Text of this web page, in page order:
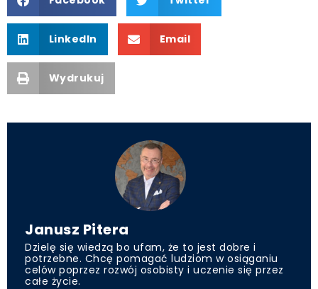
LinkedIn Email
Wydrukuj
Janusz Pitera
Dzielę się wiedzą bo ufam, że to jest dobre i
potrzebne. Chcę pomagać ludziom w osiąganiu
celów poprzez rozwój osobisty i uczenie się przez
całe życie.